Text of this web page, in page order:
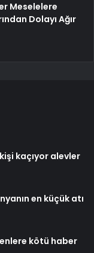
Meselelere
Dolayı Ağır
kaçıyor alevler
en küçük atı
kötü haber